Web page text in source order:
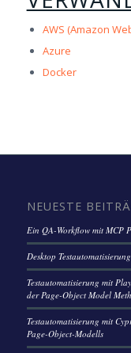
AWS (Amazon
Azure
Docker
NEUESTE
Ein QA-Workflow mit MCP
Desktop
Testautomatisierung mit
der Page-Object Model
Testautomatisierung mit
Page-Object-Modells